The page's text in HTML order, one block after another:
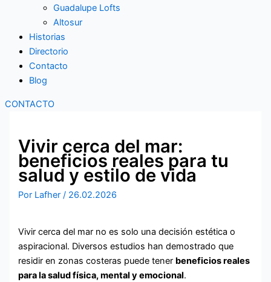
Guadalupe Lofts
Altosur
Historias
Directorio
Contacto
Blog
CONTACTO
Vivir cerca del mar:
beneficios reales para tu
salud y estilo de vida
Por Lafher/ 26.02.2026
Vivir cerca del mar no es solo una decisión estética o
aspiracional. Diversos estudios han demostrado que
residir en zonas costeras puede tener beneficios reales
para la salud física, mental y emocional.